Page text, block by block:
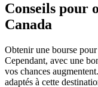
Conseils pour
Canada
Obtenir une bourse
Cependant, avec une
vos chances
adaptés à cette